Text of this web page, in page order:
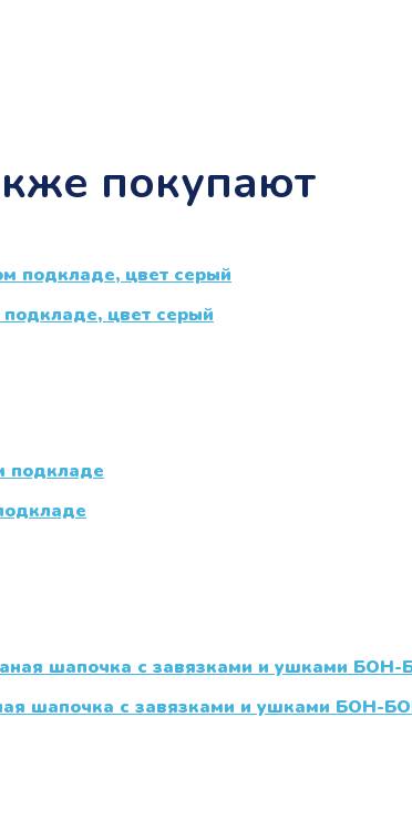
покупают
цвет серый
шапочка с завязками и ушками БОН-